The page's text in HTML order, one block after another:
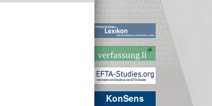
KonSens